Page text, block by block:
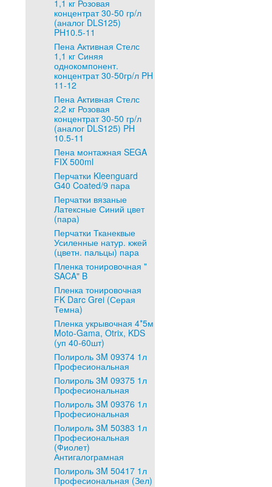
1,1 кг Розовая
концентрат 30-50 гр/л
(аналог DLS125)
PH10.5-11
Пена Активная Стелс
1,1 кг Синяя
однокомпонент.
концентрат 30-50гр/л PH
11-12
Пена Активная Стелс
2,2 кг Розовая
концентрат 30-50 гр/л
(аналог DLS125) PH
10.5-11
Пена монтажная SEGA
FIX 500ml
Перчатки Kleenguard
G40 Coated/9 пара
Перчатки вязаные
Латексные Синий цвет
(пара)
Перчатки Тканеквые
Усиленные натур. кжей
(цветн. пальцы) пара
Пленка тонировочная "
SACA" B
Пленка тонировочная
FK Darc Grei (Серая
Темна)
Пленка укрывочная 4*5м
Moto-Gama, Otrix, KDS
(уп 40-60шт)
Полироль 3M 09374 1л
Професиональная
Полироль 3M 09375 1л
Професиональная
Полироль 3M 09376 1л
Професиональная
Полироль 3M 50383 1л
Професиональная
(Фиолет)
Антигалограмная
Полироль 3M 50417 1л
Професиональная (Зел)